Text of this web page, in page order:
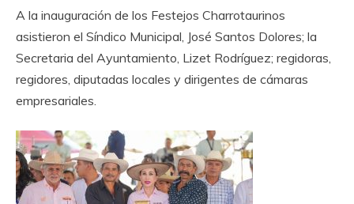
‎A la inauguración de los Festejos Charrotaurinos
asistieron el Síndico Municipal, José Santos Dolores; la
Secretaria del Ayuntamiento, Lizet Rodríguez; regidoras,
regidores, diputadas locales y dirigentes de cámaras
empresariales.